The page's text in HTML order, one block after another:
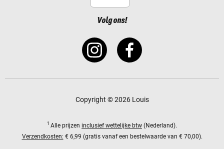
Volg ons!
Copyright © 2026 Louis
1 Alle prijzen inclusief wettelijke btw (Nederland).
Verzendkosten: € 6,99 (gratis vanaf een bestelwaarde van € 70,00).